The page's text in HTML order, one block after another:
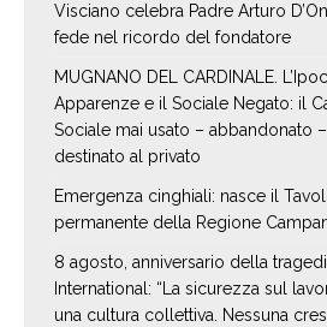
Visciano celebra Padre Arturo
fede nel ricordo del fondatore
MUGNANO DEL CARDINALE.
Apparenze e il Sociale Negato: il
Sociale mai usato – abbandonato
destinato al privato
Emergenza cinghiali: nasce il
permanente della Regione
8 agosto, anniversario della
International: “La sicurezza sul
una cultura collettiva. Nessuna